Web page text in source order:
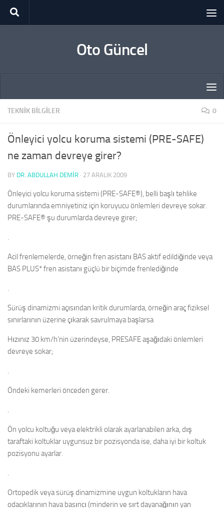
Skip to content
Oto Güncel
TEKNIK BILGILER 0
Önleyici yolcu koruma sistemi (PRE-SAFE)
ne zaman devreye girer?
BY DR. ABDULLAH DEMİR · 27 ARALIK 2009
Önleyici yolcu koruma sistemi (PRE-SAFE®), belli başlı tehlike
durumlarında emniyetiniz için koruyucu önlemleri devreye sokar.
PRE-SAFE® şu durumlarda devreye girer;
.
Acil frenlemelerde, örneğin fren asistanı BAS aktif edildiğinde veya
BAS PLUS* fren asistanı güçlü bir biçimde frenlediğinde
.
Sürüş dinamizmi açısından kritik durumlarda, örneğin araç fiziksel
sınırlarının üzerine çıkarak savrulmaya başlarsa
Hızınız 30 km/h’nin üzerindeyse, PRESAFE aşağıdaki önlemleri
devreye sokar;
.
Öndeki kemerleri önceden gerer.
.
Ön yolcu koltuğu veya elektrikli olarak ayarlanabilen arka, dış
taraftaki koltuklar uygunsuz bir pozisyonda ise, daha iyi bir koltuk
pozisyonu ayarlar.
.
Ortopedik veya sürüş dinamizmine uygun koltukların hava
odacıklarının hava basıncı (minderin ve sırt dayanağının yan